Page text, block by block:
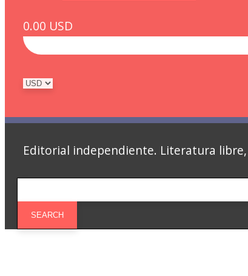
0.00 USD
Editorial independiente. Literatura